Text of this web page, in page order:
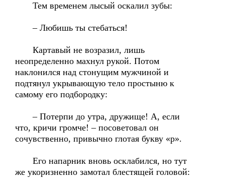
Тем временем лысый оскалил зубы:
– Любишь ты стебаться!
Картавый не возразил, лишь
неопределенно махнул рукой. Потом
наклонился над стонущим мужчиной и
подтянул укрывающую тело простыню к
самому его подбородку:
– Потерпи до утра, дружище! А, если
что, кричи громче! – посоветовал он
сочувственно, привычно глотая букву «р».
Его напарник вновь осклабился, но тут
же укоризненно замотал блестящей головой: